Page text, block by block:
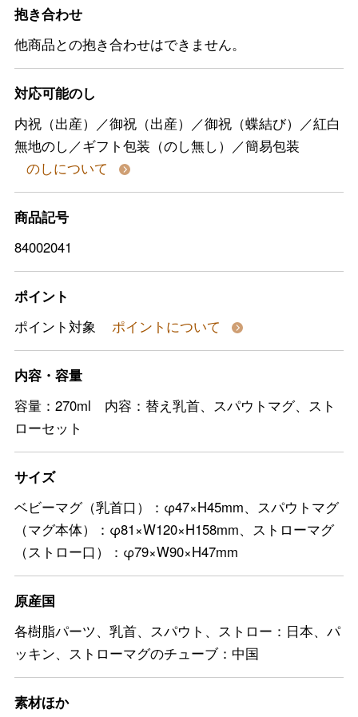
抱き合わせ
他商品との抱き合わせはできません。
対応可能のし
内祝（出産）／御祝（出産）／御祝（蝶結び）／紅白
無地のし／ギフト包装（のし無し）／簡易包装
のしについて
商品記号
84002041
ポイント
ポイント対象
ポイントについて
内容・容量
容量：270ml 内容：替え乳首、スパウトマグ、スト
ローセット
サイズ
ベビーマグ（乳首口）：φ47×H45mm、スパウトマグ
（マグ本体）：φ81×W120×H158mm、ストローマグ
（ストロー口）：φ79×W90×H47mm
原産国
各樹脂パーツ、乳首、スパウト、ストロー：日本、パ
ッキン、ストローマグのチューブ：中国
素材ほか